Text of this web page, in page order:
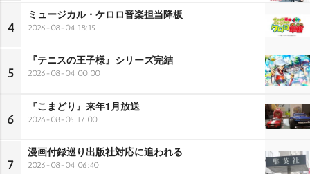
4
ミュージカル・ケロロ音楽担当降板
2026-08-04 18:15
5
『テニスの王子様』シリーズ完結
2026-08-04 00:00
6
『こまどり』来年1月放送
2026-08-05 17:00
7
漫画付録巡り出版社対応に追われる
2026-08-04 06:40